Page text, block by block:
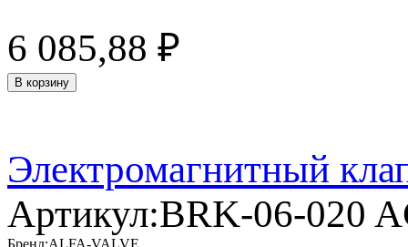
6 085,88 ₽
В корзину
Электромагнитный
Артикул:BRK-06-020
Бренд:ALFA-VALVE